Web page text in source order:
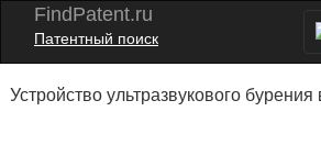
FindPatent.ru
Патентный поиск
Устройство ультразвукового